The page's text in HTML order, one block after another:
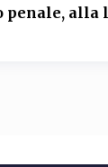
penale, alla